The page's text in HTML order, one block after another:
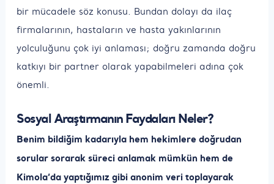
bir mücadele söz konusu. Bundan dolayı da ilaç
firmalarının, hastaların ve hasta yakınlarının
yolculuğunu çok iyi anlaması; doğru zamanda doğru
katkıyı bir partner olarak yapabilmeleri adına çok
önemli.
Sosyal Araştırmanın Faydaları Neler?
Benim bildiğim kadarıyla hem hekimlere doğrudan
sorular sorarak süreci anlamak mümkün hem de
Kimola’da yaptığımız gibi anonim veri toplayarak